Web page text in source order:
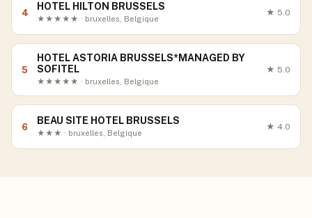
4
HOTEL HILTON BRUSSELS
★★★★★ · bruxelles, Belgique
★ 5.0
5
HOTEL ASTORIA BRUSSELS*MANAGED BY
SOFITEL
★★★★★ · bruxelles, Belgique
★ 5.0
6
BEAU SITE HOTEL BRUSSELS
★★★ · bruxelles, Belgique
★ 4.0